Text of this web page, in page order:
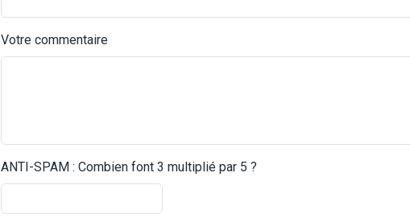
Votre commentaire
ANTI-SPAM : Combien font 3 multiplié par 5 ?